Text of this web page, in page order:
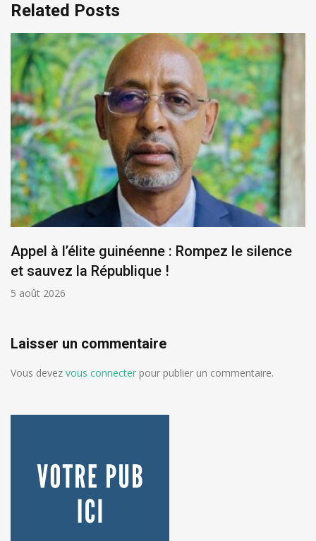
Related Posts
Appel à l’élite guinéenne : Rompez le silence
et sauvez la République !
5 août 2026
Laisser un commentaire
Vous devez vous connecter pour publier un commentaire.